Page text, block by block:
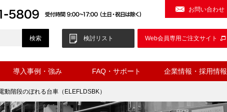
お問い合わせ
検討リスト Web会員専用ご注文サイト
導入事例・強み FAQ・サポート 企業情報・採用情報
動階段のぼれる台車（ELEFLDSBK）